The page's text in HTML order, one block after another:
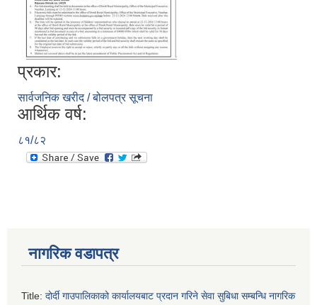
प्रकार:
सार्वजनिक खरीद / बोलपत्र सूचना
आर्थिक वर्ष:
८१/८२
नागरिक वडापत्र
Title: दोर्दी गाउपालिकाको कार्यालयबाट प्रदान गरिने सेवा सुबिधा सम्बन्धि नागरिक